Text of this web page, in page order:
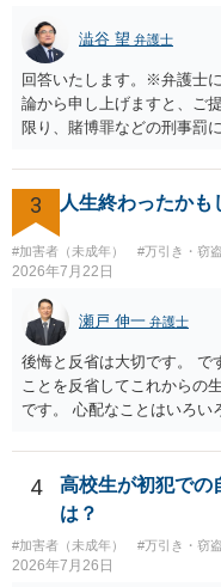
澁谷 望 弁護士
回答いたします。※弁護士
論から申し上げますと、ご
限り、賭博罪などの刑事罰
答】 賭博罪は、参加者が互
立します。 質問者様がご
出し、参加者からの参加費
原資と完全に分離されてい
が存在しないため賭博罪に
た、利益を得る目的もない
られます。 【質問2への回
事・行政上の観点から以下
は事業者が顧客を誘引する
ますが、自治会館の利用規
の抵触が問題となることが
とを明確にしておくことが
し、参加費の集金を含む利
3 人生終わったかも
#加害者（未成年） #万引き・窃
2026年7月22日
瀬戸 伸一 弁護士
後悔と反省は大切です。 で
ことを反省してこれからの
です。 心配なことはいろい
す。
4
高校生が初犯での
は？
#加害者（未成年） #万引き・窃
2026年7月26日